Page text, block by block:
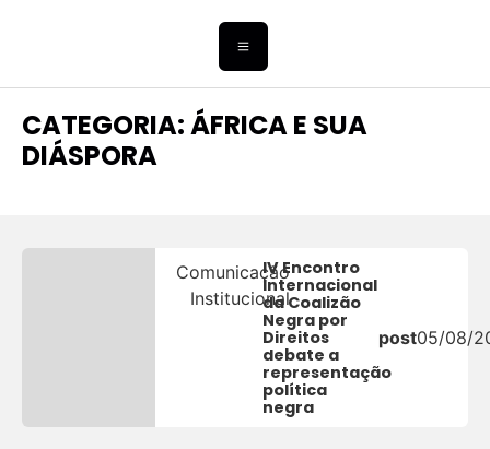
CATEGORIA: ÁFRICA E SUA
DIÁSPORA
Comunicação
Institucional
IV Encontro
Internacional
da Coalizão
Negra por
Direitos
debate a
representação
política
negra
post05/08/